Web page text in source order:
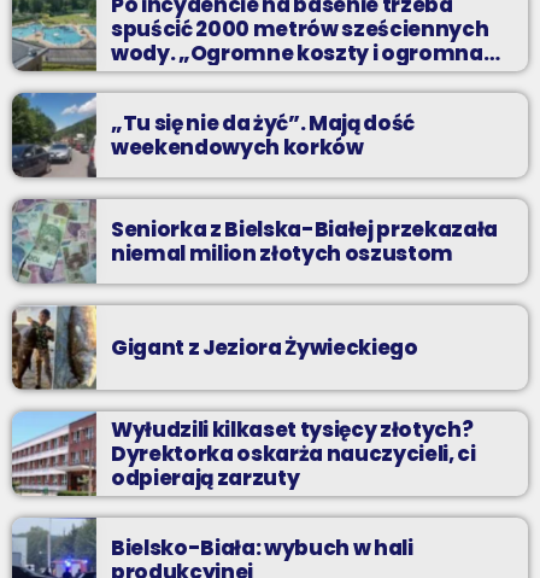
propozycji i pozdrów bliskich na żywo w Radiu BIELSKO.
spuścić 2000 metrów sześciennych
wody. „Ogromne koszty i ogromna
praca”
„Tu się nie da żyć”. Mają dość
weekendowych korków
Seniorka z Bielska-Białej przekazała
niemal milion złotych oszustom
Gigant z Jeziora Żywieckiego
Wyłudzili kilkaset tysięcy złotych?
Dyrektorka oskarża nauczycieli, ci
odpierają zarzuty
Bielsko-Biała: wybuch w hali
produkcyjnej